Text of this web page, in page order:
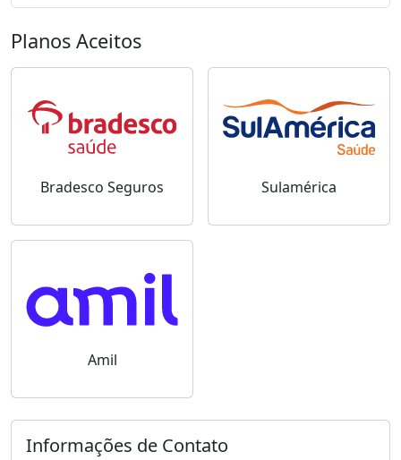
Planos Aceitos
Bradesco Seguros Sulamérica
Amil
Informações de Contato